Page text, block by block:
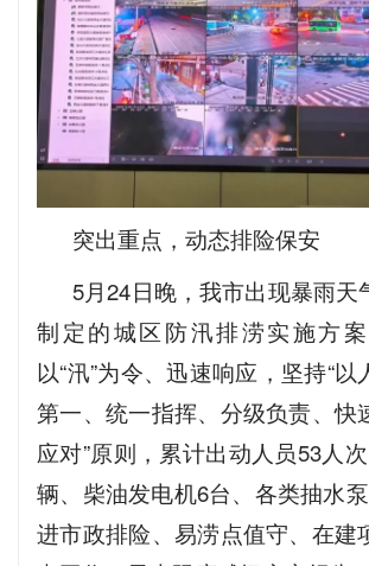
突出重点，动态排险保安
5月24日晚，我市出现暴雨天
制定的城区防汛排涝实施方
以“汛”为令、迅速响应，坚持“
第一、统一指挥、分级负责、快
应对”原则，累计出动人员53人
辆、柴油发电机6台、各类抽水
进市政排险、易涝点值守、在建